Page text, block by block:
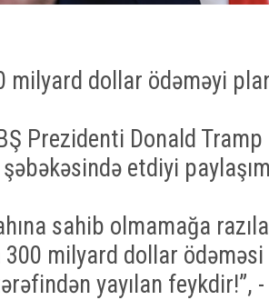
milyard dollar ödəməyi
Prezidenti Donald
etdiyi
sahib olmamağa
milyard dollar ödəməsi
yayılan feykdir!”,